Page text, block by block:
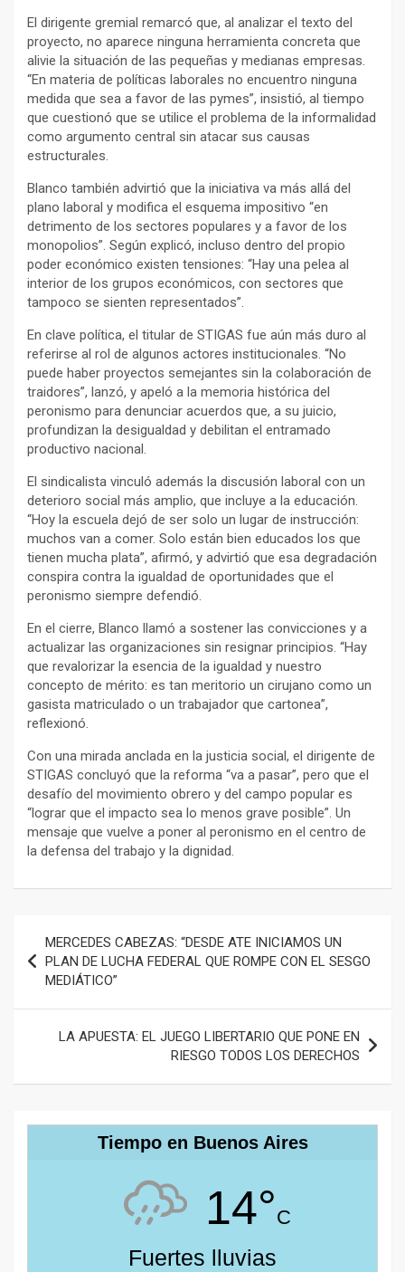
El dirigente gremial remarcó que, al analizar el texto del
proyecto, no aparece ninguna herramienta concreta que
alivie la situación de las pequeñas y medianas empresas.
“En materia de políticas laborales no encuentro ninguna
medida que sea a favor de las pymes”, insistió, al tiempo
que cuestionó que se utilice el problema de la informalidad
como argumento central sin atacar sus causas
estructurales.
Blanco también advirtió que la iniciativa va más allá del
plano laboral y modifica el esquema impositivo “en
detrimento de los sectores populares y a favor de los
monopolios”. Según explicó, incluso dentro del propio
poder económico existen tensiones: “Hay una pelea al
interior de los grupos económicos, con sectores que
tampoco se sienten representados”.
En clave política, el titular de STIGAS fue aún más duro al
referirse al rol de algunos actores institucionales. “No
puede haber proyectos semejantes sin la colaboración de
traidores”, lanzó, y apeló a la memoria histórica del
peronismo para denunciar acuerdos que, a su juicio,
profundizan la desigualdad y debilitan el entramado
productivo nacional.
El sindicalista vinculó además la discusión laboral con un
deterioro social más amplio, que incluye a la educación.
“Hoy la escuela dejó de ser solo un lugar de instrucción:
muchos van a comer. Solo están bien educados los que
tienen mucha plata”, afirmó, y advirtió que esa degradación
conspira contra la igualdad de oportunidades que el
peronismo siempre defendió.
En el cierre, Blanco llamó a sostener las convicciones y a
actualizar las organizaciones sin resignar principios. “Hay
que revalorizar la esencia de la igualdad y nuestro
concepto de mérito: es tan meritorio un cirujano como un
gasista matriculado o un trabajador que cartonea”,
reflexionó.
Con una mirada anclada en la justicia social, el dirigente de
STIGAS concluyó que la reforma “va a pasar”, pero que el
desafío del movimiento obrero y del campo popular es
“lograr que el impacto sea lo menos grave posible”. Un
mensaje que vuelve a poner al peronismo en el centro de
la defensa del trabajo y la dignidad.
de
entradas
MERCEDES CABEZAS: “DESDE ATE INICIAMOS UN
PLAN DE LUCHA FEDERAL QUE ROMPE CON EL SESGO
MEDIÁTICO”
LA APUESTA: EL JUEGO LIBERTARIO QUE PONE EN
RIESGO TODOS LOS DERECHOS
Tiempo en Buenos Aires
14°C
Fuertes lluvias